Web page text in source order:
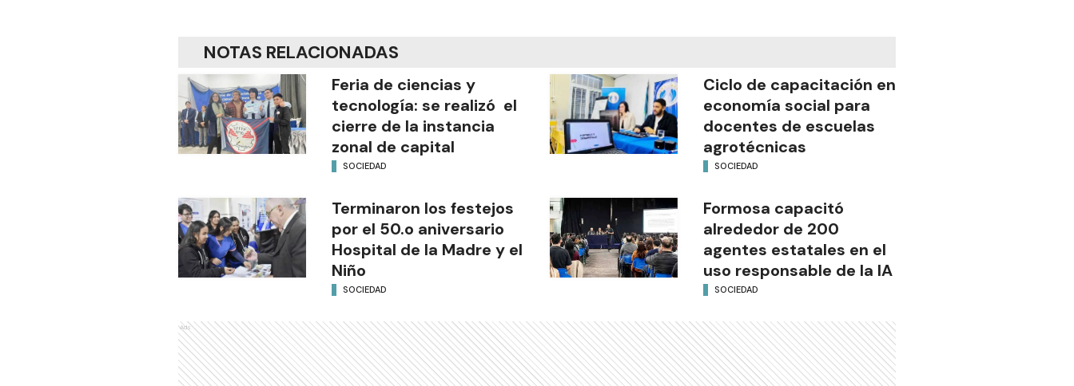
NOTAS RELACIONADAS
Feria de ciencias y
tecnología: se realizó el
cierre de la instancia
zonal de capital
SOCIEDAD
Ciclo de capacitación en
economía social para
docentes de escuelas
agrotécnicas
SOCIEDAD
Terminaron los festejos
por el 50.o aniversario
Hospital de la Madre y el
Niño
SOCIEDAD
Formosa capacitó
alrededor de 200
agentes estatales en el
uso responsable de la IA
SOCIEDAD
Ads